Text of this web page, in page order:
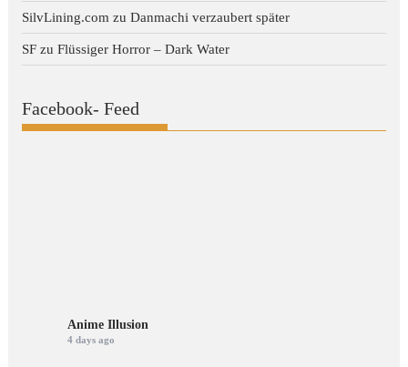
SilvLining.com zuDanmachi verzaubert später
SF zuFlüssiger Horror – Dark Water
Facebook- Feed
Anime Illusion
4 days ago